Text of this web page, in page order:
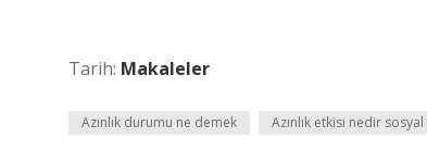
Tarih: Makaleler
Azınlık durumu ne demek Azınlık etkisi nedir